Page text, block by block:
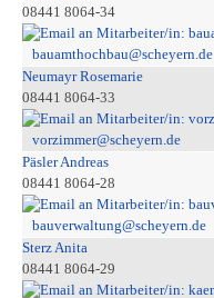
08441 8064-34
bauamthochbau@scheyern.de
Neumayr Rosemarie
08441 8064-33
vorzimmer@scheyern.de
Päsler Andreas
08441 8064-28
bauverwaltung@scheyern.de
Sterz Anita
08441 8064-29